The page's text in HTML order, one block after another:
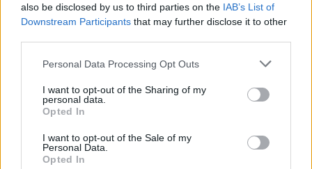
also be disclosed by us to third parties on the IAB’s List of
Downstream Participants that may further disclose it to other
Please note that this website/app uses one or more Google
not limited to your visit or usage behaviour. You may click to
grant or deny consent to Google and its third-party tags to
use your data for below specified purposes in below Google
consent section.
Personal Data Processing Opt Outs
I want to opt-out of the Sharing of my
personal data.
Opted In
I want to opt-out of the Sale of my
Personal Data.
Opted In
Guía práctica para entender conflictos
internacionales paso a paso
Domina el arte de evaluar fuentes y mapas,…